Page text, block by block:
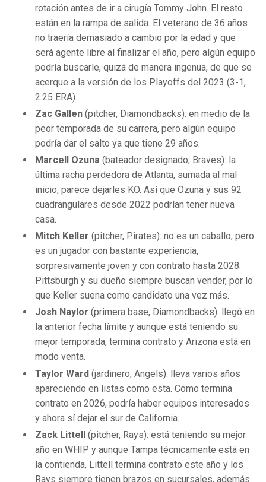
rotación antes de ir a cirugía Tommy John. El resto
están en la rampa de salida. El veterano de 36 años
no traería demasiado a cambio por la edad y que
será agente libre al finalizar el año, pero algún equipo
podría buscarle, quizá de manera ingenua, de que se
acerque a la versión de los Playoffs del 2023 (3-1,
2.25 ERA).
Zac Gallen (pitcher, Diamondbacks): en medio de la
peor temporada de su carrera, pero algún equipo
podría dar el salto ya que tiene 29 años.
Marcell Ozuna(bateador designado, Braves): la
última racha perdedora de Atlanta, sumada al mal
inicio, parece dejarles KO. Así que Ozuna y sus 92
cuadrangulares desde 2022 podrían tener nueva
casa.
Mitch Keller(pitcher, Pirates): no es un caballo, pero
es un jugador con bastante experiencia,
sorpresivamente joven y con contrato hasta 2028.
Pittsburgh y su dueño siempre buscan vender, por lo
que Keller suena como candidato una vez más.
Josh Naylor(primera base, Diamondbacks): llegó en
la anterior fecha límite y aunque está teniendo su
mejor temporada, termina contrato y Arizona está en
modo venta.
Taylor Ward (jardinero, Angels): lleva varios años
apareciendo en listas como esta. Como termina
contrato en 2026, podría haber equipos interesados
y ahora sí dejar el sur de California.
Zack Littell(pitcher, Rays): está teniendo su mejor
año en WHIP y aunque Tampa técnicamente está en
la contienda, Littell termina contrato este año y los
Rays siempre tienen brazos en sucursales, además